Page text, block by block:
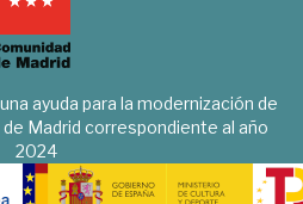
ayuda para la modernización de
Madrid correspondiente al año
2024